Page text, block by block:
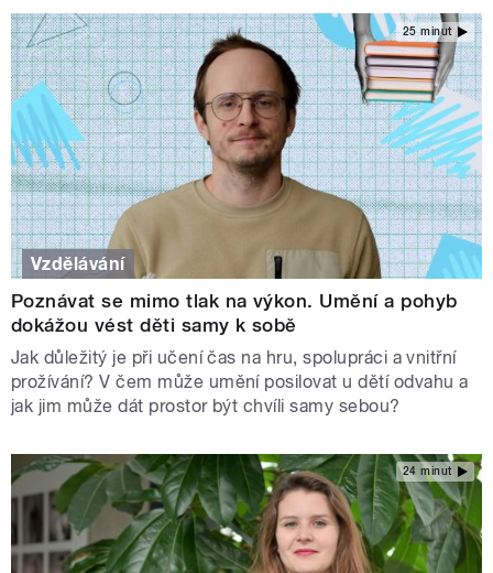
25 minut
Vzdělávání
Poznávat se mimo tlak na výkon. Umění a pohyb
dokážou vést děti samy k sobě
Jak důležitý je při učení čas na hru, spolupráci a vnitřní
prožívání? V čem může umění posilovat u dětí odvahu a
jak jim může dát prostor být chvíli samy sebou?
24 minut